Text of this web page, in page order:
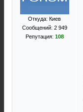
Откуда: Киев
Сообщений: 2 949
Репутация: 108